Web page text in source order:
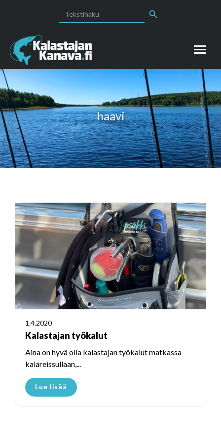
for:
haavi
1.4.2020
Kalastajan työkalut
Aina on hyvä olla kalastajan työkalut matkassa
kalareissullaan,...
Lue lisää